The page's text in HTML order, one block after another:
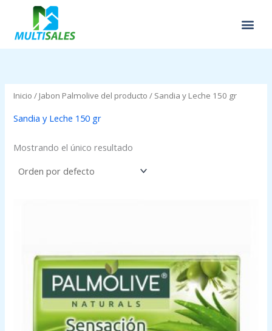
contenido
Inicio / Jabon Palmolive del producto / Sandia y Leche 150 gr
Sandia y Leche 150 gr
Mostrando el único resultado